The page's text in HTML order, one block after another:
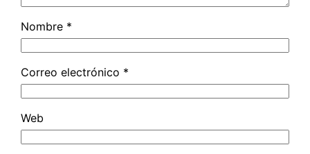
Nombre *
Correo electrónico *
Web